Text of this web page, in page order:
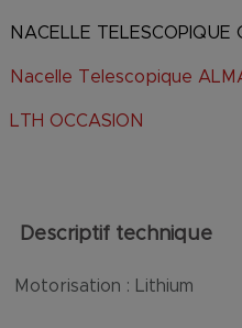
NACELLE TELESCOPIQUE
Nacelle Telescopique
LTH OCCASION
Descriptif technique
Motorisation : Lithium